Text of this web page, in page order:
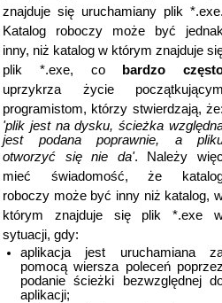
znajduje się uruchamiany plik *.exe.
Katalog roboczy może być jednak
inny, niż katalog w którym znajduje
plik *.exe, co
bardzo
uprzykrza życie początkującym
programistom, którzy stwierdzają, że:
'plik jest na dysku, ścieżka
jest podana poprawnie, a
otworzyć się nie da'. Należy więc
mieć świadomość, że
roboczy może być inny niż katalog,
którym znajduje się plik *.exe
sytuacji, gdy:
aplikacja jest uruchamiana
pomocą wiersza poleceń poprzez
podanie ścieżki bezwzględnej
aplikacji;